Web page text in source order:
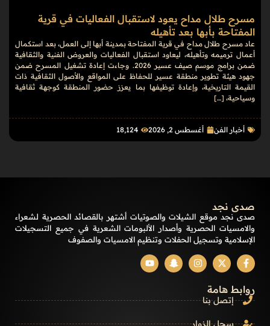
مسرح طلال مداح يعود لاستقبال الفعاليات في قرية
المفتاحة بأبها بعد تأهيله
عاد مسرح طلال مداح في قرية المفتاحة بمدينة أبها إلى العمل، بعد استكمال
أعمال ترميمه وتأهيله، ليعاود استقبال الفعاليات والعروض الفنية والثقافية
ضمن برامج موسم صيف عسير 2026. وجاءت إعادة تشغيل المسرح ضمن
جهود هيئة تطوير منطقة عسير للحفاظ على المواقع والأصول الثقافية ذات
القيمة التاريخية، وإعادة توظيفها بما يعزز حضور المنطقة كوجهة ثقافية
وسياحية، […]
أخبار الفن أغسطس 2, 2026 18٬124
صدى نجد
صدى نجد موقع الشيلات والصوتيات أشتهر بالقصائد الحصرية لشعراء
والامسيات الحصرية وأصدار الألبومات الشعرية في جميع التسجيلات
الإسلامية وتسجيل الحفلات وتنظيم الامسيات والصفوف
روابط هامة
إتصل بنا
سجل الزوار